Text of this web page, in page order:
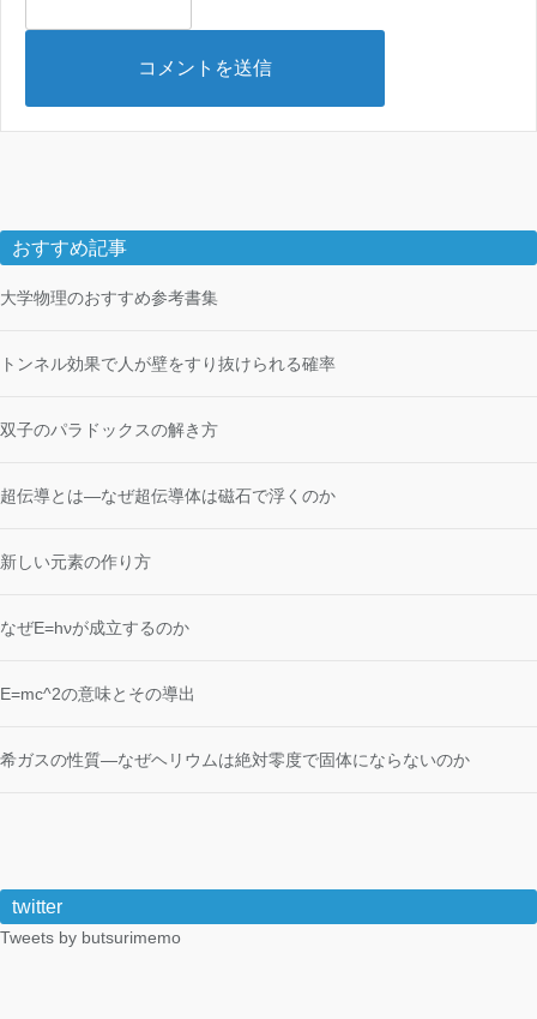
おすすめ記事
大学物理のおすすめ参考書集
トンネル効果で人が壁をすり抜けられる確率
双子のパラドックスの解き方
超伝導とは―なぜ超伝導体は磁石で浮くのか
新しい元素の作り方
なぜE=hνが成立するのか
E=mc^2の意味とその導出
希ガスの性質―なぜヘリウムは絶対零度で固体にならないのか
twitter
Tweets by butsurimemo